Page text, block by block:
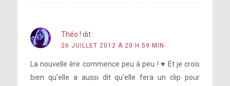
Théo ! dit :
26 JUILLET 2012 À 20 H 59 MIN
La nouvelle ère commence peu à peu ! ♥ Et je crois
bien qu’elle a aussi dit qu’elle fera un clip pour